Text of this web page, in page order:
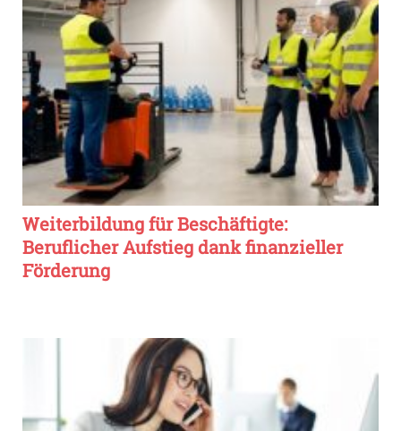
Weiterbildung für Beschäftigte:
Beruflicher Aufstieg dank finanzieller
Förderung